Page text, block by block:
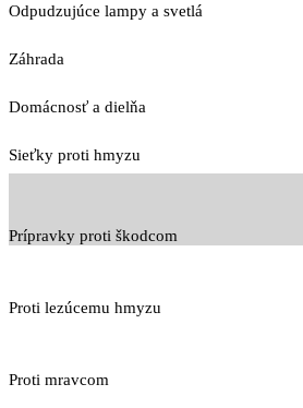
Odpudzujúce lampy a svetlá
Záhrada
Domácnosť a dielňa
Sieťky proti hmyzu
Prípravky proti škodcom
Proti lezúcemu hmyzu
Proti mravcom